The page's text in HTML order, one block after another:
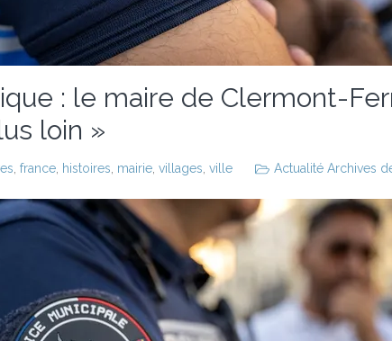
: le maire de Clermont-
loin »
france histoires mairie villages ville Actualité Archives